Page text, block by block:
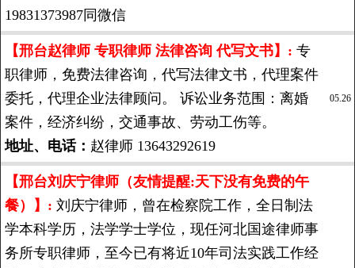
19831373987同微信
【邢台赵律师 专职律师 法律咨询 代写文书】: 专
职律师，免费法律咨询，代写法律文书，代理案件
委托，代理企业法律顾问。 诉讼业务范围：离婚
案件，经济纠纷，交通事故、劳动工伤等。
地址、电话： 赵律师 13643292619
05.26
【邢台刘庆宁律师（友情提醒:天下没有免费的午
餐）】: 刘庆宁律师，曾在检察院工作，全日制法
学本科学历，法学学士学位，现任河北国途律师事
务所专职律师，至今已有将近10年司法实践工作经